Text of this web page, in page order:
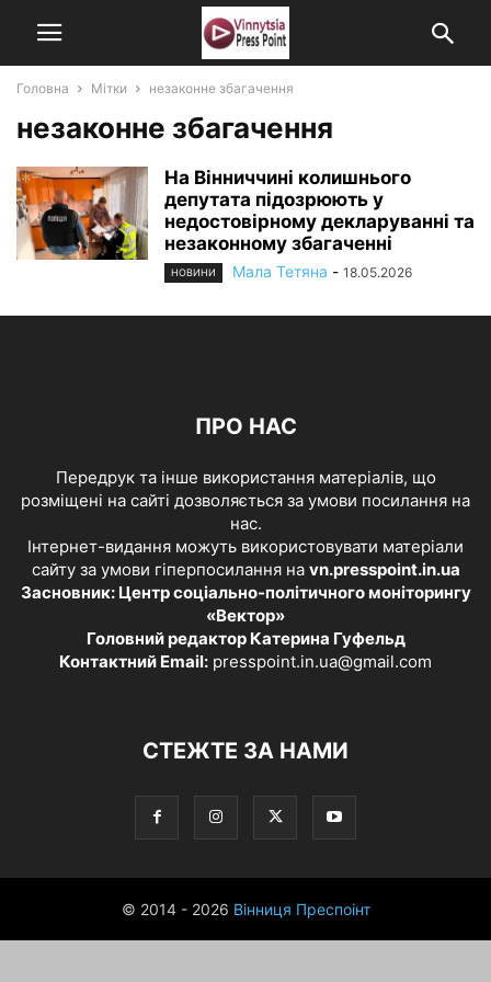
Головна Мітки незаконне збагачення
незаконне збагачення
На Вінниччині колишнього
депутата підозрюють у
недостовірному декларуванні та
незаконному збагаченні
НОВИНИ Мала Тетяна - 18.05.2026
ПРО НАС
Передрук та інше використання матеріалів, що
розміщені на сайті дозволяється за умови посилання на
нас.
Інтернет-видання можуть використовувати матеріали
сайту за умови гіперпосилання на vn.presspoint.in.ua
Засновник: Центр соціально-політичного моніторингу
«Вектор»
Головний редактор Катерина Гуфельд
Контактний Email: presspoint.in.ua@gmail.com
СТЕЖТЕ ЗА НАМИ
© 2014 - 2026 Вінниця Преспоінт